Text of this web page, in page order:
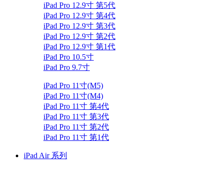
iPad Pro 12.9寸 第5代
iPad Pro 12.9寸 第4代
iPad Pro 12.9寸 第3代
iPad Pro 12.9寸 第2代
iPad Pro 12.9寸 第1代
iPad Pro 10.5寸
iPad Pro 9.7寸
iPad Pro 11寸(M5)
iPad Pro 11寸(M4)
iPad Pro 11寸 第4代
iPad Pro 11寸 第3代
iPad Pro 11寸 第2代
iPad Pro 11寸 第1代
iPad Air 系列